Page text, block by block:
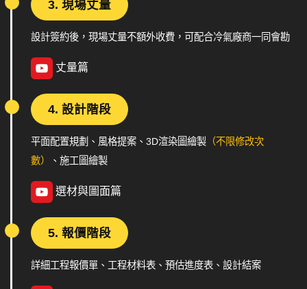
3. 現場丈量
設計簽約後，現場丈量不額外收費，可配合冷氣廠商一同會勘
丈量篇
4. 設計階段
平面配置規劃、風格提案、3D渲染圖繪製 （不限修改次
數）
、施工圖繪製
選材與圖面篇
5. 報價階段
詳細工程報價單、工程材料表、預估進度表、設計結案